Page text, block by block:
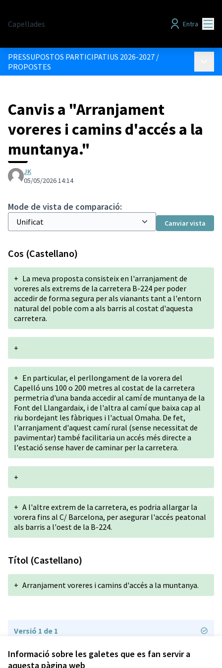
Informació sobre les galetes que es fan servir a
aquesta pàgina web
Capellades Entra
PRESSUPOSTOS PARTICIPATIUS 2026-2027 /
PROPOSTES
Canvis a "Arranjament
voreres i camins d'accés a la
muntanya."
JK
05/05/2026 14:14
Mode de vista de comparació:
Canviar vista
Cos (Castellano)
+ La meva proposta consisteix en l'arranjament de
voreres als extrems de la carretera B-224 per poder
accedir de forma segura per als vianants tant a l'entorn
natural del poble com a als barris al costat d'aquesta
carretera.
+
+ En particular, el perllongament de la vorera del
Capelló uns 100 o 200 metres al costat de la carretera
permetria d'una banda accedir al camí de muntanya de la
Font del Llangardaix, i de l'altra al camí que baixa cap al
riu bordejant les fàbriques i l'actual Omaha. De fet,
l'arranjament d'aquest camí rural (sense necessitat de
pavimentar) també facilitaria un accés més directe a
l'estació sense haver de caminar per la carretera.
+
+ A l'altre extrem de la carretera, es podria allargar la
vorera fins al C/ Barcelona, per asegurar l'accés peatonal
als barris a l'oest de la B-224.
Títol (Castellano)
+ Arranjament voreres i camins d'accés a la muntanya.
Versió 1 de 1